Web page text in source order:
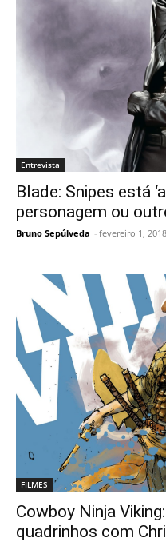
Entrevista
Blade: Snipes está
personagem ou
Bruno Sepúlveda - fevereiro 1, 2018
FILMES
Cowboy Ninja
quadrinhos com